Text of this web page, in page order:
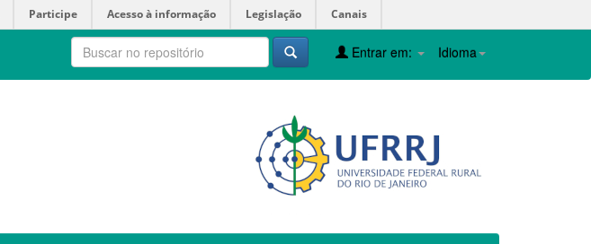
Participe Acesso à informação Legislação Canais
Idioma
Entrar em: